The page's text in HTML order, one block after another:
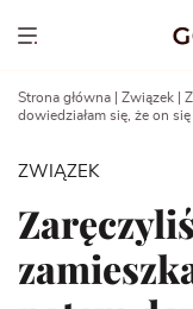
Show menu
Strona główna Związek
dowiedziałam się, że on
ZWIĄZEK